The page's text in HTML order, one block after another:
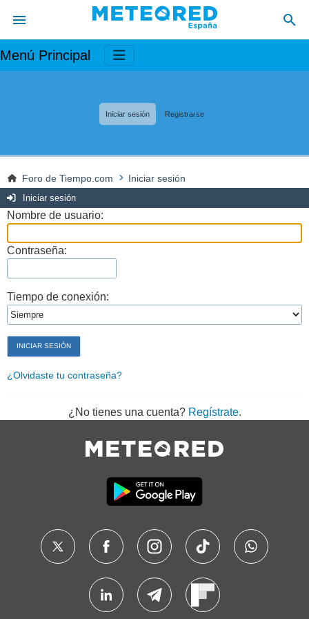
Menú Principal
Iniciar sesión Registrarse
Foro de Tiempo.com Iniciar sesión
Iniciar sesión
Nombre de usuario:
Contraseña:
Tiempo de conexión:
¿Olvidaste tu contraseña?
¿No tienes una cuenta? Regístrate.